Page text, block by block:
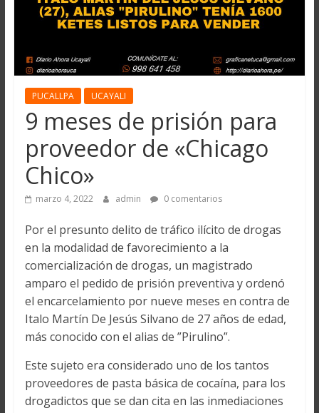
PUCALLPA UCAYALI
9 meses de prisión para
proveedor de «Chicago
Chico»
marzo 4, 2022 admin 0 comentarios
Por el presunto delito de tráfico ilícito de drogas
en la modalidad de favorecimiento a la
comercialización de drogas, un magistrado
amparo el pedido de prisión preventiva y ordenó
el encarcelamiento por nueve meses en contra de
Italo Martín De Jesús Silvano de 27 años de edad,
más conocido con el alias de ”Pirulino”.
Este sujeto era considerado uno de los tantos
proveedores de pasta básica de cocaína, para los
drogadictos que se dan cita en las inmediaciones